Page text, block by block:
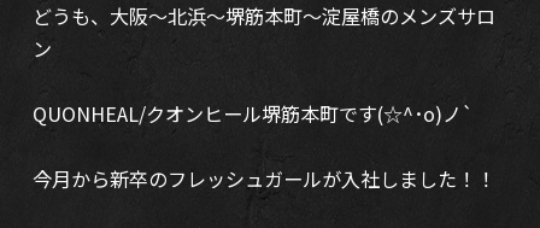
どうも、大阪～北浜～堺筋本町～淀屋橋のメンズサロ
ン
QUONHEAL/クオンヒール堺筋本町です(☆^･o)ノ`
今月から新卒のフレッシュガールが入社しました！！